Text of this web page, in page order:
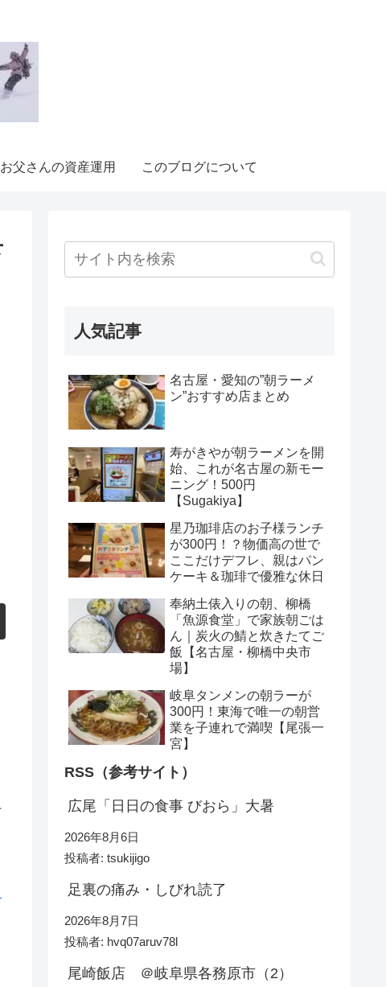
お父さんの資産運用 このブログについて
人気記事
名古屋・愛知の”朝ラーメ
ン”おすすめ店まとめ
寿がきやが朝ラーメンを開
始、これが名古屋の新モー
ニング！500円
【Sugakiya】
星乃珈琲店のお子様ランチ
が300円！？物価高の世で
ここだけデフレ、親はパン
ケーキ＆珈琲で優雅な休日
奉納土俵入りの朝、柳橋
「魚源食堂」で家族朝ごは
ん｜炭火の鯖と炊きたてご
飯【名古屋・柳橋中央市
場】
岐阜タンメンの朝ラーが
300円！東海で唯一の朝営
業を子連れで満喫【尾張一
宮】
RSS（参考サイト）
広尾「日日の食事 びおら」大暑
2026年8月6日
投稿者: tsukijigo
足裏の痛み・しびれ読了
2026年8月7日
投稿者: hvq07aruv78l
尾崎飯店 ＠岐阜県各務原市（2）